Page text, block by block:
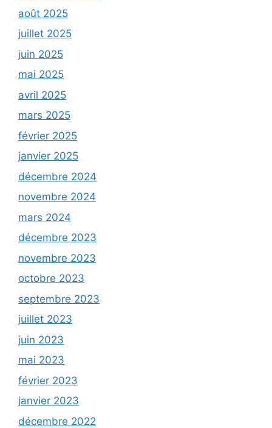
août 2025
juillet 2025
juin 2025
mai 2025
avril 2025
mars 2025
février 2025
janvier 2025
décembre 2024
novembre 2024
mars 2024
décembre 2023
novembre 2023
octobre 2023
septembre 2023
juillet 2023
juin 2023
mai 2023
février 2023
janvier 2023
décembre 2022